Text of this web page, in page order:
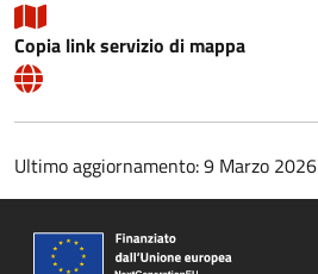
Copia link servizio di mappa
Ultimo aggiornamento: 9 Marzo 2026